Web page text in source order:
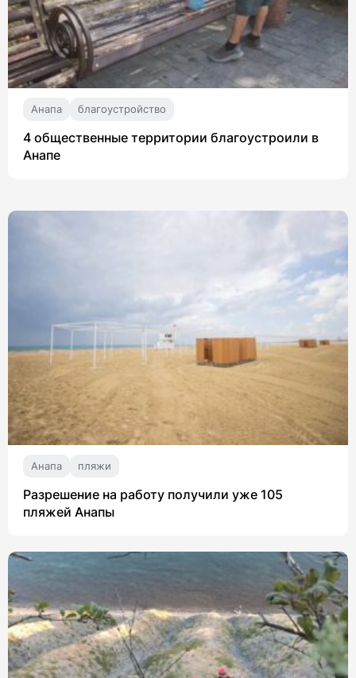
Анапа благоустройство
4 общественные территории благоустроили в
Анапе
Анапа пляжи
Разрешение на работу получили уже 105
пляжей Анапы